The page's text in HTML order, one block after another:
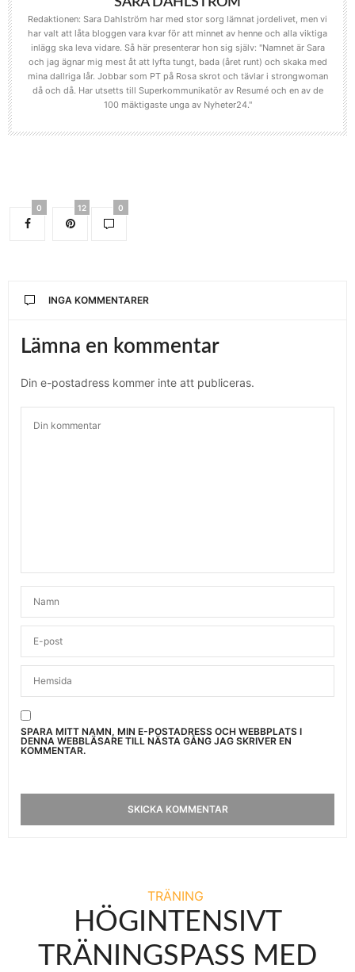
Redaktionen: Sara Dahlström har med stor sorg lämnat jordelivet, men vi
har valt att låta bloggen vara kvar för att minnet av henne och alla viktiga
inlägg ska leva vidare. Så här presenterar hon sig själv: "Namnet är Sara
och jag ägnar mig mest åt att lyfta tungt, bada (året runt) och skaka med
mina dallriga lår. Jobbar som PT på Rosa skrot och tävlar i strongwoman
då och då. Har utsetts till Superkommunikatör av Resumé och en av de
100 mäktigaste unga av Nyheter24."
0 12 0
INGA KOMMENTARER
Lämna en kommentar
Din e-postadress kommer inte att publiceras.
SPARA MITT NAMN, MIN E-POSTADRESS OCH WEBBPLATS I
DENNA WEBBLÄSARE TILL NÄSTA GÅNG JAG SKRIVER EN
KOMMENTAR.
TRÄNING
HÖGINTENSIVT
TRÄNINGSPASS MED